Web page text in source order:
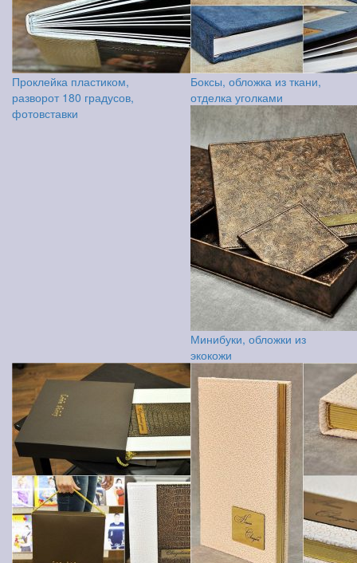
Проклейка пластиком,
разворот 180 градусов,
фотовставки
Боксы, обложка из ткани,
отделка уголками
Минибуки, обложки из
экокожи